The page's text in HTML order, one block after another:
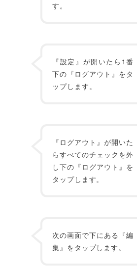
す。
『設定』が開いたら1番
下の『ログアウト』をタ
ップします。
『ログアウト』が開いた
らすべてのチェックを外
し下の『ログアウト』を
タップします。
次の画面で下にある『編
集』をタップします。